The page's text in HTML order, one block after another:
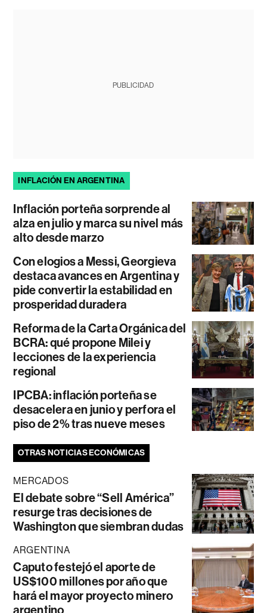
PUBLICIDAD
INFLACIÓN EN ARGENTINA
Inflación porteña sorprende al
alza en julio y marca su nivel más
alto desde marzo
Con elogios a Messi, Georgieva
destaca avances en Argentina y
pide convertir la estabilidad en
prosperidad duradera
Reforma de la Carta Orgánica del
BCRA: qué propone Milei y
lecciones de la experiencia
regional
IPCBA: inflación porteña se
desacelera en junio y perfora el
piso de 2% tras nueve meses
OTRAS NOTICIAS ECONÓMICAS
MERCADOS
El debate sobre “Sell América”
resurge tras decisiones de
Washington que siembran dudas
ARGENTINA
Caputo festejó el aporte de
US$100 millones por año que
hará el mayor proyecto minero
argentino